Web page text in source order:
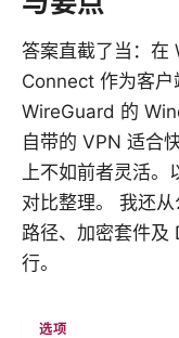
答案直截了当：在
Connect 作为客户
WireGuard 的
自带的 VPN 适合
上不如前者灵活
对比整理。 我还
路径、加密套件及
行。
选项